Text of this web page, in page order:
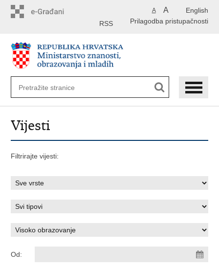
English
A A
Prilagodba pristupačnosti
RSS
Vijesti
Filtrirajte vijesti:
Od: